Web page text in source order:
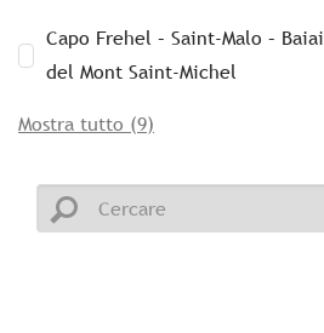
Capo Frehel – Saint-Malo – Baiai
del Mont Saint-Michel
Mostra tutto (9)